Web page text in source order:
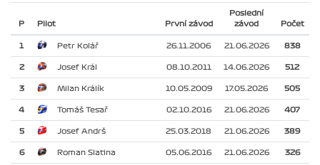
P Pilot První závod
Poslední
závod
Počet
1 Petr Kolář 26.11.2006 21.06.2026 838
2 Josef Král 08.10.2011 14.06.2026 512
3 Milan Králík 10.05.2009 17.05.2026 505
4 Tomáš Tesař 02.10.2016 21.06.2026 407
5 Josef Andrš 25.03.2018 21.06.2026 389
6 Roman Slatina 05.06.2016 21.06.2026 326